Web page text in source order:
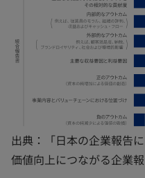
出典：「日本の企業報告
価値向上につながる企業